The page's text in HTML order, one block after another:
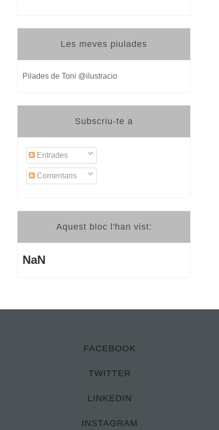
Les meves piulades
Pilades de Toni @ilustracio
Subscriu-te a
Entrades
Comentaris
Aquest bloc l'han vist:
NaN
FACEBOOK
TWITTER
LINKEDIN
INSTAGRAM